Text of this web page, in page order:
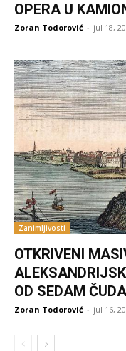
OPERA U
Zoran Todorović - jul 18,
Zanimljivosti
OTKRIVENI
OD SEDAM
Zoran Todorović - jul 16,